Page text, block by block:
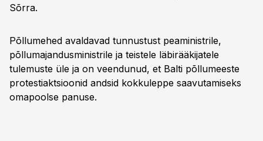
Sõrra.
Põllumehed avaldavad tunnustust peaministrile,
põllumajandusministrile ja teistele läbirääkijatele
tulemuste üle ja on veendunud, et Balti põllumeeste
protestiaktsioonid andsid kokkuleppe saavutamiseks
omapoolse panuse.